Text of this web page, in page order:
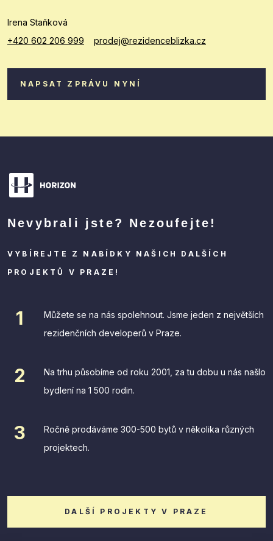
Irena Staňková
+420 602 206 999
prodej@rezidenceblizka.cz
NAPSAT ZPRÁVU NYNÍ
Nevybrali jste? Nezoufejte!
VYBÍREJTE Z NABÍDKY NAŠICH DALŠÍCH
PROJEKTŮ V PRAZE!
Můžete se na nás spolehnout. Jsme jeden z největších
rezidenčních developerů v Praze.
Na trhu působíme od roku 2001, za tu dobu u nás našlo
bydlení na 1 500 rodin.
Ročně prodáváme 300-500 bytů v několika různých
projektech.
DALŠÍ PROJEKTY V PRAZE